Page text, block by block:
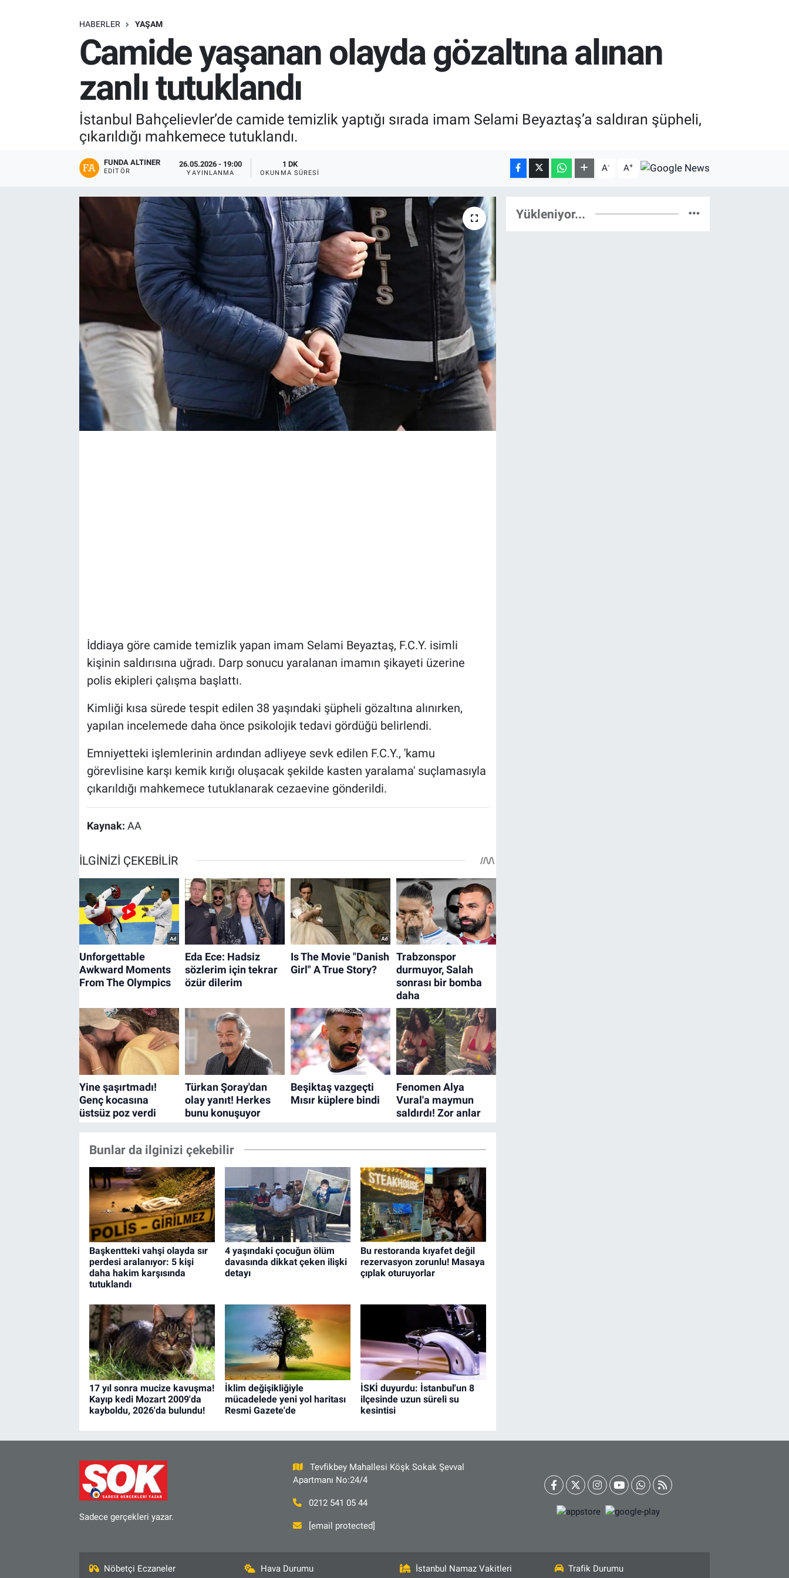
HABERLER YAŞAM
Camide yaşanan olayda gözaltına alınan
zanlı tutuklandı
İstanbul Bahçelievler’de camide temizlik yaptığı sırada imam Selami Beyaztaş’a saldıran şüpheli,
çıkarıldığı mahkemece tutuklandı.
FUNDA ALTINER
EDITÖR
26.05.2026 - 19:00
YAYINLANMA
1 DK
OKUNMA SÜRESI A- A+
İddiaya göre camide temizlik yapan imam Selami Beyaztaş, F.C.Y. isimli
kişinin saldırısına uğradı. Darp sonucu yaralanan imamın şikayeti üzerine
polis ekipleri çalışma başlattı.
Kimliği kısa sürede tespit edilen 38 yaşındaki şüpheli gözaltına alınırken,
yapılan incelemede daha önce psikolojik tedavi gördüğü belirlendi.
Emniyetteki işlemlerinin ardından adliyeye sevk edilen F.C.Y., 'kamu
görevlisine karşı kemik kırığı oluşacak şekilde kasten yaralama' suçlamasıyla
çıkarıldığı mahkemece tutuklanarak cezaevine gönderildi.
Kaynak: AA
Bunlar da ilginizi çekebilir
Başkentteki vahşi olayda sır
perdesi aralanıyor: 5 kişi
daha hakim karşısında
tutuklandı
4 yaşındaki çocuğun ölüm
davasında dikkat çeken ilişki
detayı
Bu restoranda kıyafet değil
rezervasyon zorunlu! Masaya
çıplak oturuyorlar
17 yıl sonra mucize kavuşma!
Kayıp kedi Mozart 2009'da
kayboldu, 2026'da bulundu!
İklim değişikliğiyle
mücadelede yeni yol haritası
Resmi Gazete'de
İSKİ duyurdu: İstanbul'un 8
ilçesinde uzun süreli su
kesintisi
Yükleniyor...
Sadece gerçekleri yazar.
Tevfikbey Mahallesi Köşk Sokak Şevval
Apartmanı No:24/4
0212 541 05 44
[email protected]
Nöbetçi Eczaneler Hava Durumu İstanbul Namaz Vakitleri Trafik Durumu
ÖZEL HABER
ASTROLOJİ
RESMİ İLANLAR
İletişim/Künye
Gözden Kaçmasın
İletişim (Künye)